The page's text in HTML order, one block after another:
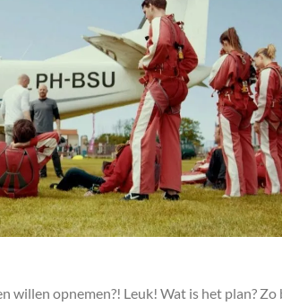
willen opnemen?! Leuk! Wat is het plan?